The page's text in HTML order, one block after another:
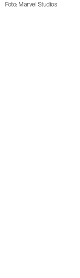
Foto: Marvel Studios